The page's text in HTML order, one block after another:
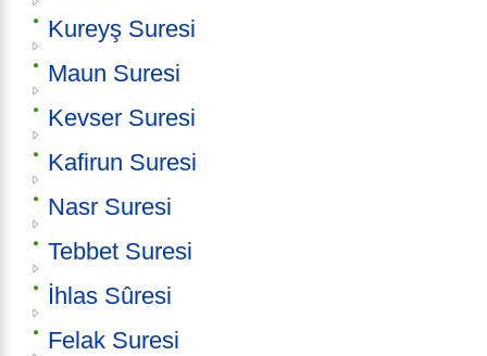
Kureyş Suresi
Maun Suresi
Kevser Suresi
Kafirun Suresi
Nasr Suresi
Tebbet Suresi
İhlas Sûresi
Felak Suresi